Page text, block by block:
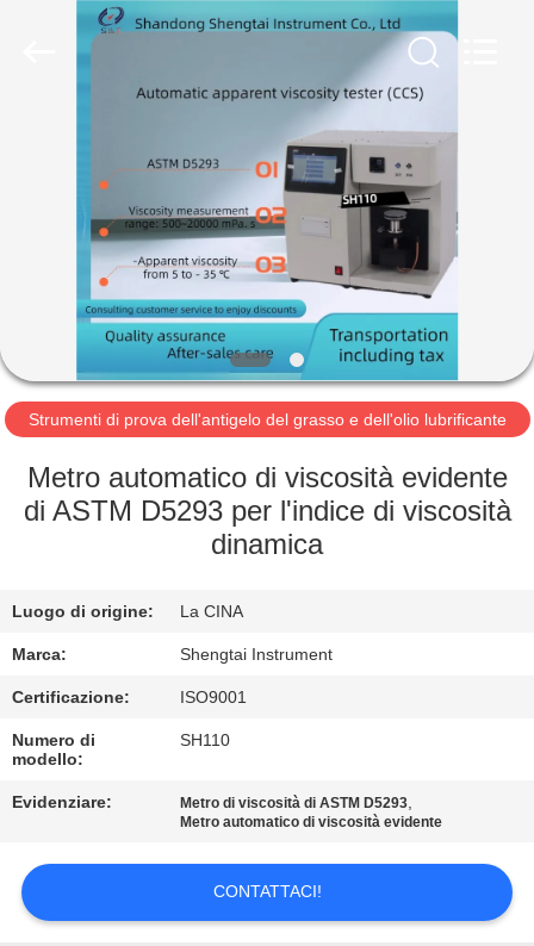
PRODOTTI
CIRCA
GIRO
DELLA
FABBRICA
CONTROLLO
QUALITÀ
CONTATTICI
RICHIEDA
UNA
MAPPA
Strumenti di prova dell'antigelo del grasso e dell'olio lubrificante
Metro automatico di viscosità evidente
di ASTM D5293 per l'indice di viscosità
dinamica
Luogo di origine: La CINA
Marca: Shengtai Instrument
Certificazione: ISO9001
Numero di
modello:
SH110
Evidenziare: Metro di viscosità di ASTM D5293,
Metro automatico di viscosità evidente
CONTATTACI!